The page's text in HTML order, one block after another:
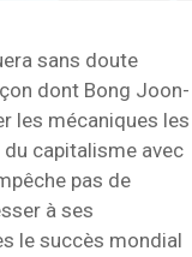
sans doute
dont Bong Joon-
les mécaniques les
capitalisme avec
pas de
à ses
le succès mondial